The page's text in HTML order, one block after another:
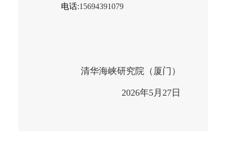
电话:15694391079
清华海峡研究院（厦门）
2026年5月27日